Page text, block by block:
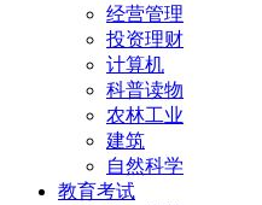
经营管理
投资理财
计算机
科普读物
农林工业
建筑
自然科学
教育考试